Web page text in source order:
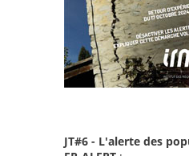
JT#6 - L'alerte des